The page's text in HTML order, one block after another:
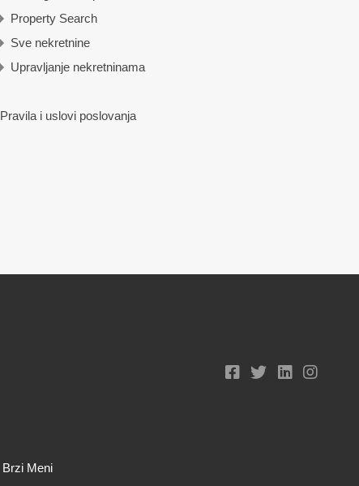
Property Search
Sve nekretnine
Upravljanje nekretninama
Pravila i uslovi poslovanja
Brzi Meni